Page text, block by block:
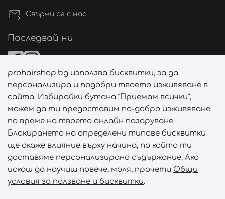
Свържи се с нас
Последвай ни
Начини на плащане
Начини на доставка
prohairshop.bg използва бисквитки, за да
персонализира и подобри твоето изживяване в
сайта. Избирайки бутона “Приемам всички”,
можем да ти предоставим по-добро изживяване
по време на твоето онлайн пазаруване.
Блокирането на определени типове бисквитки
ще окаже влияние върху начина, по който ти
доставяме персонализирано съдържание. Ако
искаш да научиш повече, моля, прочети Общи
условия за ползване и бисквитки.